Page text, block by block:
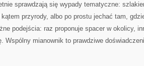
sprawdzają się wypady tematyczne:
kątem przyrody, albo po prostu jechać tam,
podejścia: raz proponuje spacer w okolicy,
Wspólny mianownik to prawdziwe